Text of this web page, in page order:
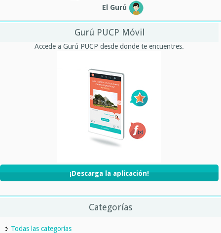
El Gurú
Gurú PUCP Móvil
Accede a Gurú PUCP desde donde te encuentres.
¡Descarga la aplicación!
Categorías
Todas las categorías